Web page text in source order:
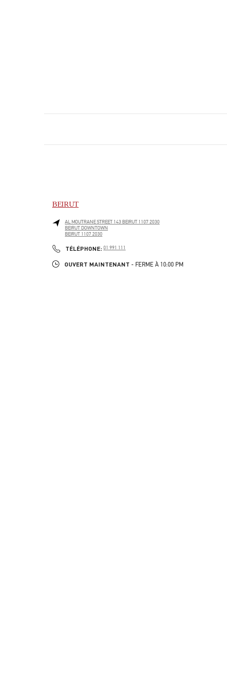
BEIRUT
AL MOUTRANE STREET 143 BEIRUT 1107 2030
BEIRUT DOWNTOWN
BEIRUT 1107 2030
TÉLÉPHONE: PHONE
01 991 111
OUVERT MAINTENANT - FERME À 10:00 PM